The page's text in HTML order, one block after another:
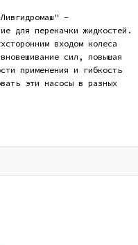
-
для перекачки жидкостей.
входом колеса
сил, повышая
применения и гибкость
эти насосы в разных